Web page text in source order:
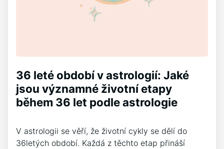
36 leté období v astrologií: Jaké
jsou významné životní etapy
během 36 let podle astrologie
V astrologii se věří, že životní cykly se dělí do
36letých období. Každá z těchto etap přináší